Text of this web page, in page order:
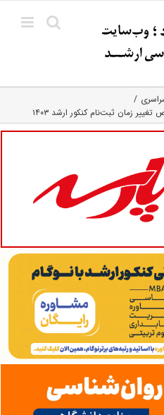
زمان ثبت‌نام کنکور ارشد ۱۴۰۳